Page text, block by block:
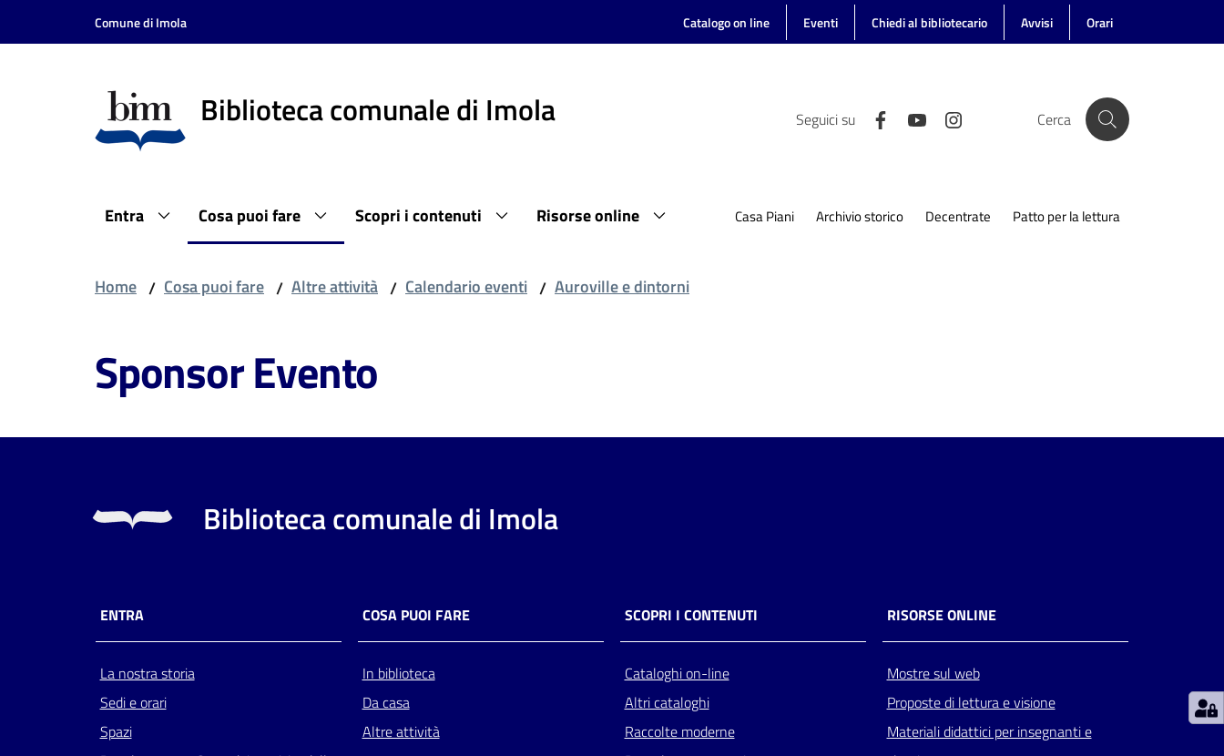
Vai al contenuto
Vai alla navigazione
Comune di Imola Catalogo on line Eventi Chiedi al bibliotecario Avvisi Orari
Biblioteca comunale di Imola Seguici su Cerca
Entra Cosa puoi fare Scopri i contenuti Risorse online Casa Piani Archivio storico Decentrate Patto per la lettura
Home / Cosa puoi fare / Altre attività / Calendario eventi / Auroville e dintorni
Sponsor Evento
Biblioteca comunale di Imola
ENTRA
La nostra storia
Sedi e orari
Spazi
COSA PUOI FARE
In biblioteca
Da casa
Altre attività
SCOPRI I CONTENUTI
Cataloghi on-line
Altri cataloghi
Raccolte moderne
RISORSE ONLINE
Mostre sul web
Proposte di lettura e visione
Materiali didattici per insegnanti e